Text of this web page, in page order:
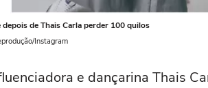
depois de Thais Carla perder 100 quilos
Instagram
e dançarina Thais